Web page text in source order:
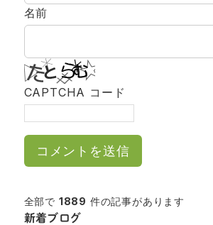
名前
CAPTCHA コード
全部で 1889 件の記事があります
新着ブログ